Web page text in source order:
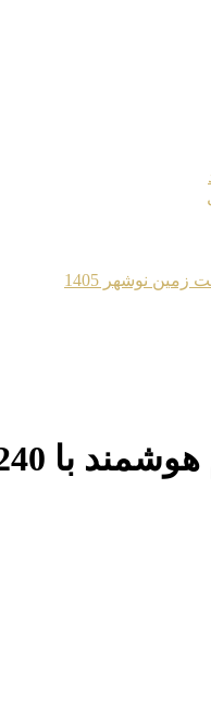
نوشهر 1405
با 240 متر بنا